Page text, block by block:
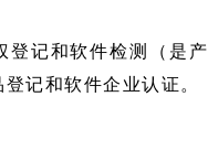
登记和软件检测（是
记和软件企业认证。